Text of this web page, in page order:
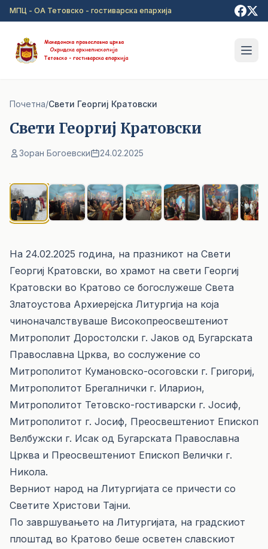
Прејди на главна содржина
МПЦ - ОА Тетовско - гостиварска епархија
Почетна/Свети Георгиј Кратовски
Свети Георгиј Кратовски
Зоран Богоевски 24.02.2025
На 24.02.2025 година, на празникот на Свети
Георгиј Кратовски, во храмот на свети Георгиј
Кратовски во Кратово се богослужеше Света
Златоустова Архиерејска Литургија на која
чиноначалствуваше Високопреосвештениот
Митрополит Доростолски г. Јаков од Бугарската
Православна Црква, во сослужение со
Митрополитот Кумановско-осоговски г. Григориј,
Митрополитот Брегалнички г. Иларион,
Митрополитот Тетовско-гостиварски г. Јосиф,
Митрополитот г. Јосиф, Преосвештениот Епископ
Велбужски г. Исак од Бугарската Православна
Црква и Преосвештениот Епископ Велички г.
Никола.
Верниот народ на Литургијата се причести со
Светите Христови Тајни.
По завршувањето на Литургијата, на градскиот
плоштад во Кратово беше осветен славскиот